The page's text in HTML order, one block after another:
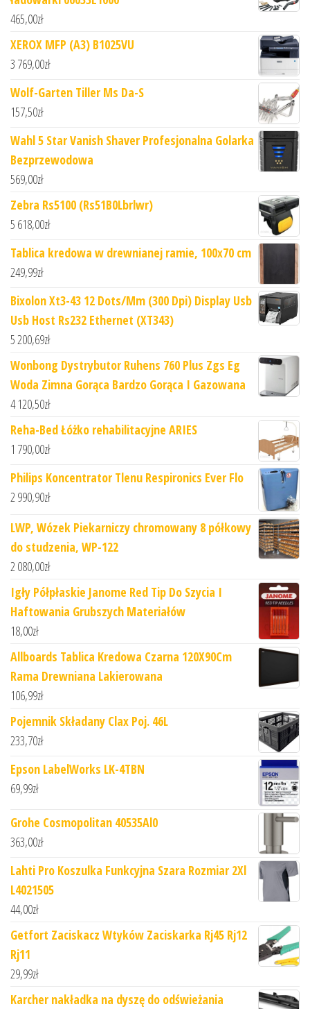
465,00zł
XEROX MFP (A3) B1025VU
3 769,00zł
Wolf-Garten Tiller Ms Da-S
157,50zł
Wahl 5 Star Vanish Shaver Profesjonalna Golarka
Bezprzewodowa
569,00zł
Zebra Rs5100 (Rs51B0Lbrlwr)
5 618,00zł
Tablica kredowa w drewnianej ramie, 100x70 cm
249,99zł
Bixolon Xt3-43 12 Dots/Mm (300 Dpi) Display Usb
Usb Host Rs232 Ethernet (XT343)
5 200,69zł
Wonbong Dystrybutor Ruhens 760 Plus Zgs Eg
Woda Zimna Gorąca Bardzo Gorąca I Gazowana
4 120,50zł
Reha-Bed Łóżko rehabilitacyjne ARIES
1 790,00zł
Philips Koncentrator Tlenu Respironics Ever Flo
2 990,90zł
LWP, Wózek Piekarniczy chromowany 8 półkowy
do studzenia, WP-122
2 080,00zł
Igły Półpłaskie Janome Red Tip Do Szycia I
Haftowania Grubszych Materiałów
18,00zł
Allboards Tablica Kredowa Czarna 120X90Cm
Rama Drewniana Lakierowana
106,99zł
Pojemnik Składany Clax Poj. 46L
233,70zł
Epson LabelWorks LK-4TBN
69,99zł
Grohe Cosmopolitan 40535Al0
363,00zł
Lahti Pro Koszulka Funkcyjna Szara Rozmiar 2Xl
L4021505
44,00zł
Getfort Zaciskacz Wtyków Zaciskarka Rj45 Rj12
Rj11
29,99zł
Karcher nakładka na dyszę do odświeżania